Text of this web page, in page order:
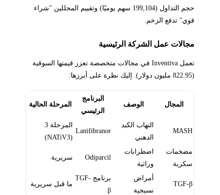
حجم التداول (199,104 سهم يوميًا) وتقييم المحللين "شراء
قوي" تدفع الزخم.
مجالات عمل الشركة الرئيسية
تعمل Inventiva في مجالات متخصصة تعزز قيمتها السوقية
المجال الوصف
البرنامج
الرئيسي
المرحلة الحالية
MASH
التهاب الكبد
الدهني
Lanifibranor
المرحلة 3
مضخمات
سكرية
اضطرابات
وراثية
Odiparcil سريرية
TGF-β
أمراض
نسيجية
برنامج TGF-
β
ما قبل سريرية